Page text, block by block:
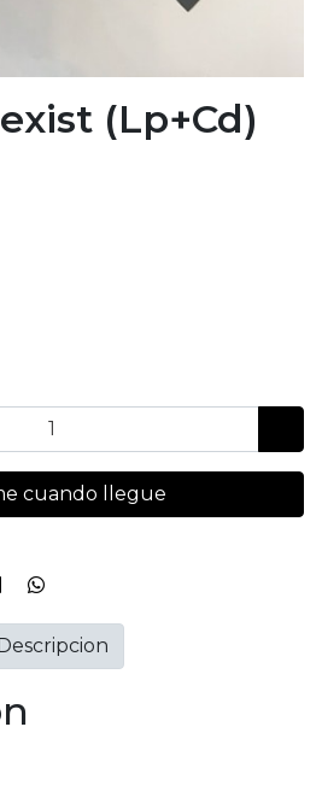
(Lp+Cd)
cuando llegue